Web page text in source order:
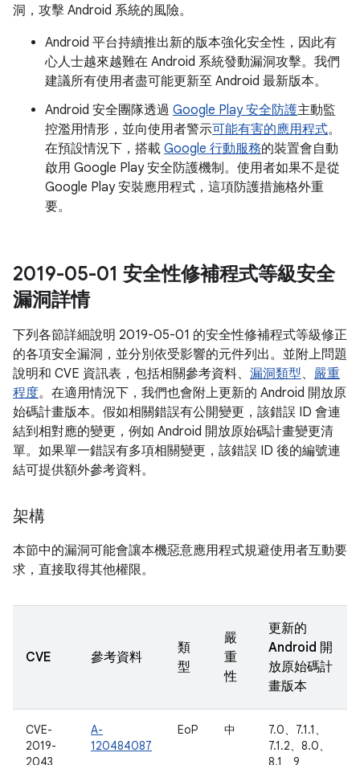
洞，攻擊 Android 系統的風險。
Android 平台持續推出新的版本強化安全性，因此有
心人士越來越難在 Android 系統發動漏洞攻擊。我們
建議所有使用者盡可能更新至 Android 最新版本。
Android 安全團隊透過 Google Play 安全防護主動監
控濫用情形，並向使用者警示可能有害的應用程式。
在預設情況下，搭載 Google 行動服務的裝置會自動
啟用 Google Play 安全防護機制。使用者如果不是從
Google Play 安裝應用程式，這項防護措施格外重
要。
2019-05-01 安全性修補程式等級安全
漏洞詳情
下列各節詳細說明 2019-05-01 的安全性修補程式等級修正
的各項安全漏洞，並分別依受影響的元件列出。並附上問題
說明和 CVE 資訊表，包括相關參考資料、 漏洞類型、 嚴重
程度。在適用情況下，我們也會附上更新的 Android 開放原
始碼計畫版本。假如相關錯誤有公開變更，該錯誤 ID 會連
結到相對應的變更，例如 Android 開放原始碼計畫變更清
單。如果單一錯誤有多項相關變更，該錯誤 ID 後的編號連
結可提供額外參考資料。
架構
本節中的漏洞可能會讓本機惡意應用程式規避使用者互動要
求，直接取得其他權限。
CVE 參考資料
類
型
嚴
重
性
更新的
Android 開
放原始碼計
畫版本
CVE-
2019-
2043
A-
120484087
EoP 中
7.0、7.1.1、
7.1.2、8.0、
8.1、9